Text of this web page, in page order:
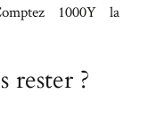
1000Y la
rester ?